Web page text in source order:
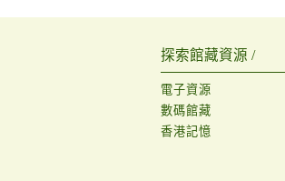
探索館藏資源 /
電子資源
數碼館藏
香港記憶